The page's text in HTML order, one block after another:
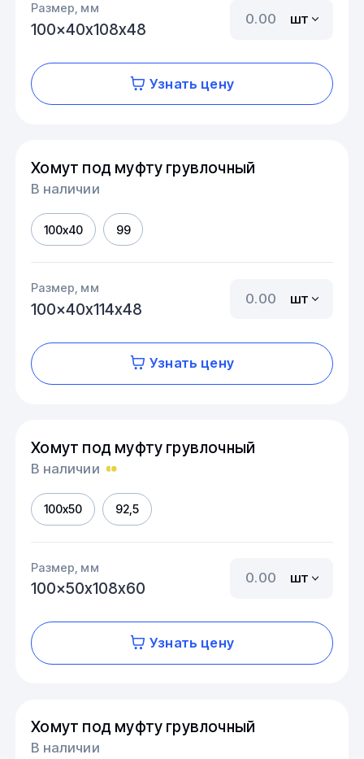
Размер, мм
100x40х108х48
шт
Узнать цену
Хомут под муфту грувлочный
В наличии
100x40 99
Размер, мм
100x40х114х48
шт
Узнать цену
Хомут под муфту грувлочный
В наличии
100x50 92,5
Размер, мм
100x50х108х60
шт
Узнать цену
Хомут под муфту грувлочный
В наличии